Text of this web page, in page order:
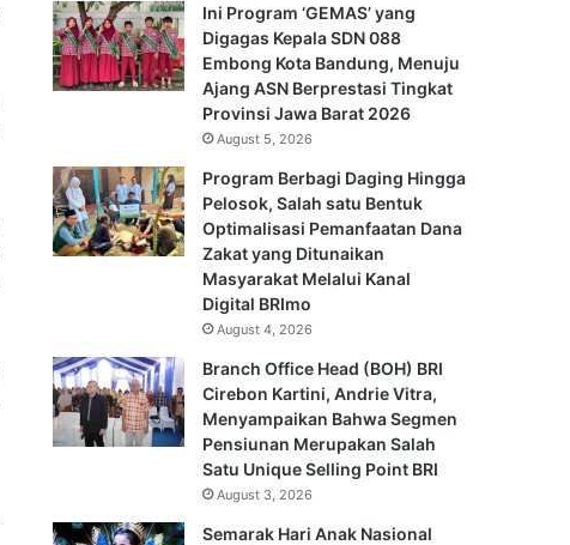
Ini Program ‘GEMAS’ yang
Digagas Kepala SDN 088
Embong Kota Bandung, Menuju
Ajang ASN Berprestasi Tingkat
Provinsi Jawa Barat 2026
August 5, 2026
Program Berbagi Daging Hingga
Pelosok, Salah satu Bentuk
Optimalisasi Pemanfaatan Dana
Zakat yang Ditunaikan
Masyarakat Melalui Kanal
Digital BRImo
August 4, 2026
Branch Office Head (BOH) BRI
Cirebon Kartini, Andrie Vitra,
Menyampaikan Bahwa Segmen
Pensiunan Merupakan Salah
Satu Unique Selling Point BRI
August 3, 2026
Semarak Hari Anak Nasional